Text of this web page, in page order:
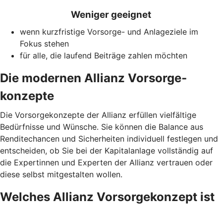
Weniger geeignet
wenn kurzfristige Vorsorge- und Anlageziele im
Fokus stehen
für alle, die laufend Beiträge zahlen möchten
Die modernen Allianz Vorsorge­
konzepte
Die Vorsorgekonzepte der Allianz erfüllen vielfältige
Bedürfnisse und Wünsche. Sie können die Balance aus
Renditechancen und Sicherheiten individuell festlegen und
entscheiden, ob Sie bei der Kapitalanlage vollständig auf
die Expertinnen und Experten der Allianz vertrauen oder
diese selbst mitgestalten wollen.
Welches Allianz Vorsorgekonzept ist